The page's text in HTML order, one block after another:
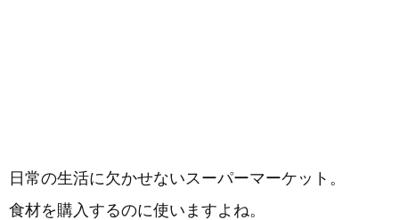
日常の生活に欠かせないスーパーマーケット。
食材を購入するのに使いますよね。